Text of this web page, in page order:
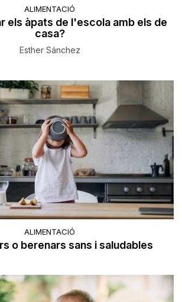
ALIMENTACIÓ
els àpats de l'escola amb els de
casa?
Esther Sánchez
ALIMENTACIÓ
o berenars sans i saludables